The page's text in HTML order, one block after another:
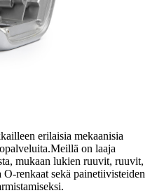
erilaisia ​​mekaanisia
on laaja
mukaan lukien ruuvit, ruuvit,
renkaat sekä painetiivisteiden